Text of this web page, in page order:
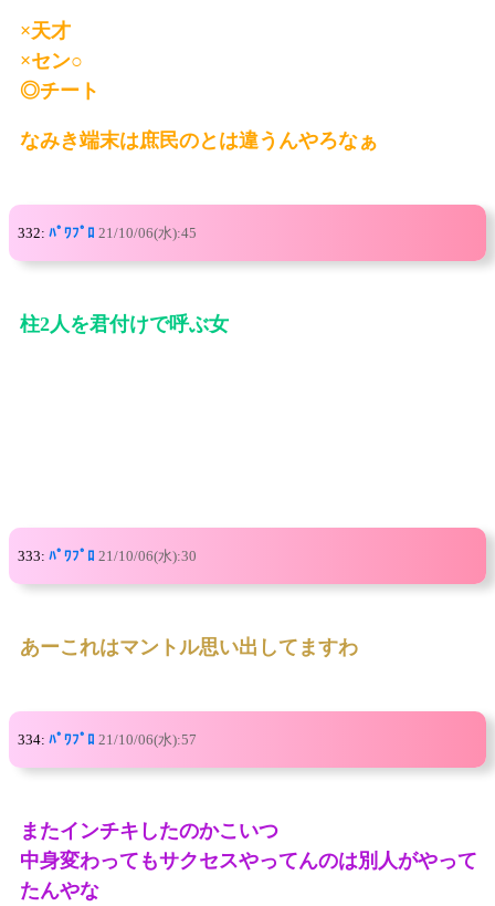
×天才
×セン○
◎チート
なみき端末は庶民のとは違うんやろなぁ
332: ﾊﾟﾜﾌﾟﾛ 21/10/06(水):45
柱2人を君付けで呼ぶ女
333: ﾊﾟﾜﾌﾟﾛ 21/10/06(水):30
あーこれはマントル思い出してますわ
334: ﾊﾟﾜﾌﾟﾛ 21/10/06(水):57
またインチキしたのかこいつ
中身変わってもサクセスやってんのは別人がやって
たんやな